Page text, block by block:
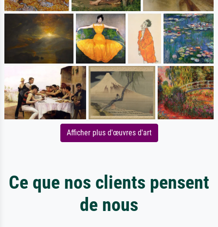
Afficher plus d'œuvres d'art
Ce que nos clients pensent
de nous